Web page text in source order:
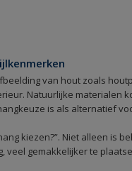
van hout zoals
Natuurlijke materialen
is als alternatief
kiezen?”. Niet alleen is
veel gemakkelijker te